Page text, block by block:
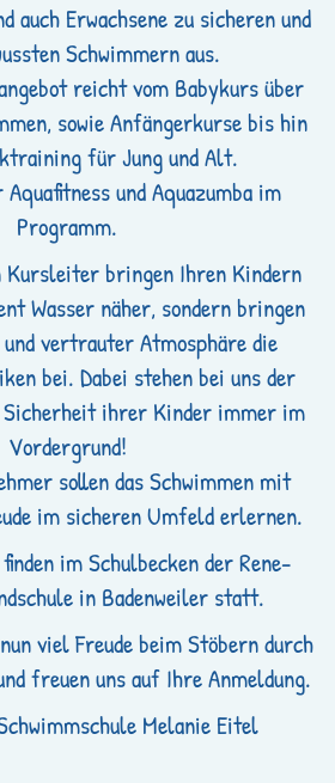
auch Erwachsene zu sicheren und
Schwimmern aus.
reicht vom Babykurs über
sowie Anfängerkurse bis hin
für Jung und Alt.
und Aquazumba im
Programm.
Kursleiter bringen Ihren Kindern
Wasser näher, sondern bringen
vertrauter Atmosphäre die
bei. Dabei stehen bei uns der
Sicherheit ihrer Kinder immer im
Vordergrund!
sollen das Schwimmen mit
im sicheren Umfeld erlernen.
im Schulbecken der Rene-
in Badenweiler statt.
viel Freude beim Stöbern durch
freuen uns auf Ihre Anmeldung.
Melanie Eitel